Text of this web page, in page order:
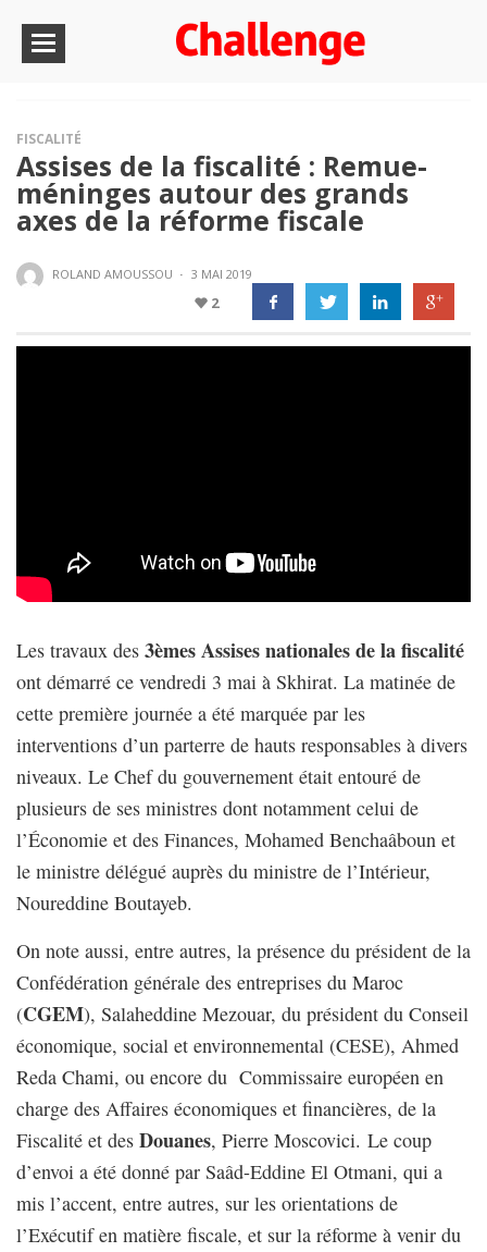
FISCALITÉ
Assises de la fiscalité : Remue-
méninges autour des grands
axes de la réforme fiscale
ROLAND AMOUSSOU · 3 MAI 2019
2
Les travaux des 3èmes Assises nationales de la fiscalité
ont démarré ce vendredi 3 mai à Skhirat. La matinée de
cette première journée a été marquée par les
interventions d’un parterre de hauts responsables à divers
niveaux. Le Chef du gouvernement était entouré de
plusieurs de ses ministres dont notamment celui de
l’Économie et des Finances, Mohamed Benchaâboun et
le ministre délégué auprès du ministre de l’Intérieur,
Noureddine Boutayeb.
On note aussi, entre autres, la présence du président de la
Confédération générale des entreprises du Maroc
(CGEM), Salaheddine Mezouar, du président du Conseil
économique, social et environnemental (CESE), Ahmed
Reda Chami, ou encore du Commissaire européen en
charge des Affaires économiques et financières, de la
Fiscalité et des Douanes, Pierre Moscovici. Le coup
d’envoi a été donné par Saâd-Eddine El Otmani, qui a
mis l’accent, entre autres, sur les orientations de
l’Exécutif en matière fiscale, et sur la réforme à venir du